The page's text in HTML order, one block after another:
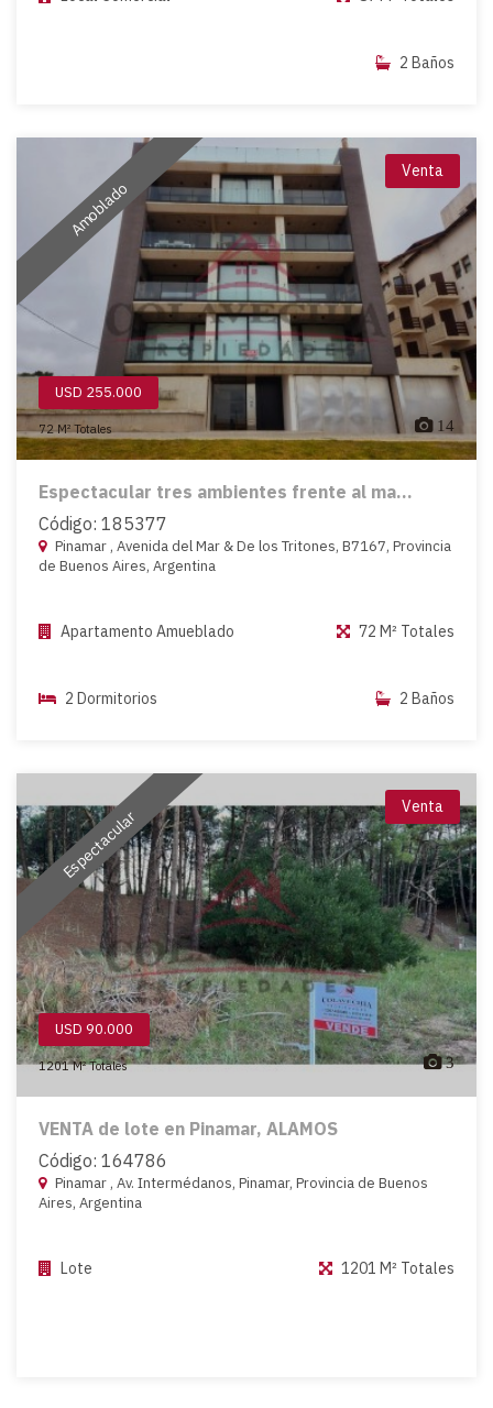
2 Baños
Amoblado
Venta
USD 255.000
72 M² Totales 14
Espectacular tres ambientes frente al ma...
Código: 185377
Pinamar , Avenida del Mar & De los Tritones, B7167, Provincia
de Buenos Aires, Argentina
Apartamento Amueblado 72 M² Totales
2 Dormitorios 2 Baños
Espectacular
Venta
USD 90.000
1201 M² Totales 3
VENTA de lote en Pinamar, ALAMOS
Código: 164786
Pinamar , Av. Intermédanos, Pinamar, Provincia de Buenos
Aires, Argentina
Lote 1201 M² Totales